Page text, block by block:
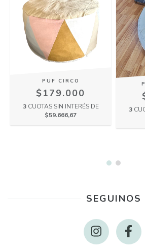
PUF CIRCO
$179.000
3 CUOTAS SIN INTERÉS DE
$59.666,67
3
SEGUINOS